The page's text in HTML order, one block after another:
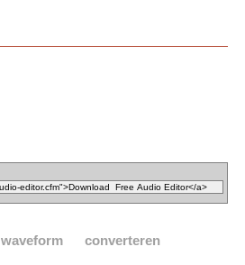
waveform converteren